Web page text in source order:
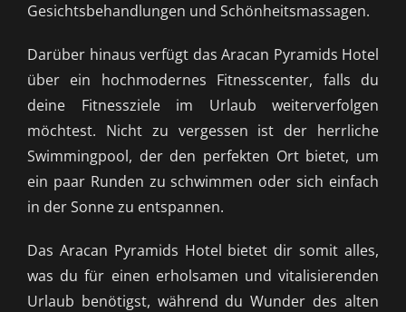
Gesichtsbehandlungen und Schönheitsmassagen.
Darüber hinaus verfügt das Aracan Pyramids Hotel
über ein hochmodernes Fitnesscenter, falls du
deine Fitnessziele im Urlaub weiterverfolgen
möchtest. Nicht zu vergessen ist der herrliche
Swimmingpool, der den perfekten Ort bietet, um
ein paar Runden zu schwimmen oder sich einfach
in der Sonne zu entspannen.
Das Aracan Pyramids Hotel bietet dir somit alles,
was du für einen erholsamen und vitalisierenden
Urlaub benötigst, während du Wunder des alten